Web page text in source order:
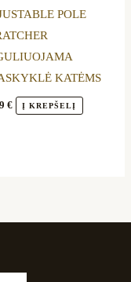
POLE
KATĖMS
€ Į KREPŠELĮ